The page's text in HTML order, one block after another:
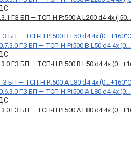
ГЗ БП — ТСП-Н Pt500 A L200 d4 4x (-
ГЗ БП — ТСП-Н Pt500 B L50 d4 4x
ГЗ БП — ТСП-Н Pt500 A L80 d4 4x